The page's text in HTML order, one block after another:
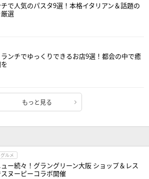
で人気のパスタ9選！本格イタリアン＆話題の
選
ランチでゆっくりできるお店9選！都会の中で癒
もっと見る
グルメ
ー続々！グラングリーン大阪 ショップ＆レス
スヌーピーコラボ開催